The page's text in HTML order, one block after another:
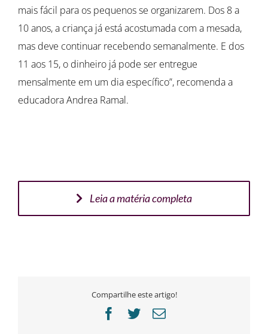
mais fácil para os pequenos se organizarem. Dos 8 a
10 anos, a criança já está acostumada com a mesada,
mas deve continuar recebendo semanalmente. E dos
11 aos 15, o dinheiro já pode ser entregue
mensalmente em um dia específico”, recomenda a
educadora Andrea Ramal.
Leia a matéria completa
Compartilhe este artigo!
Facebook
Twitter
E-